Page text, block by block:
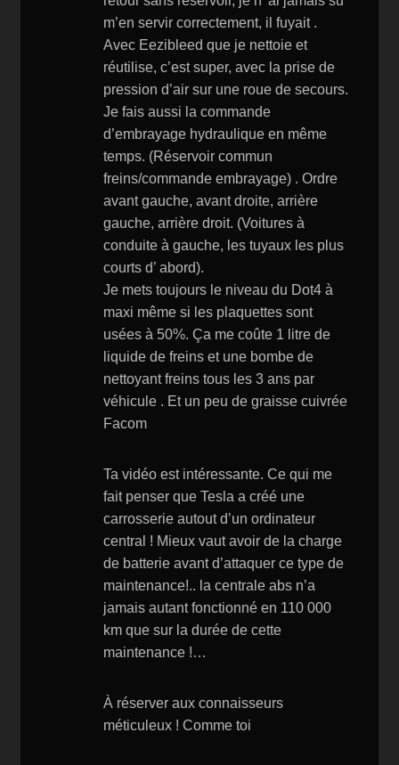
m’en servir correctement, il fuyait .
Avec Eezibleed que je nettoie et
réutilise, c’est super, avec la prise de
pression d’air sur une roue de secours.
Je fais aussi la commande
d’embrayage hydraulique en même
temps. (Réservoir commun
freins/commande embrayage) . Ordre
avant gauche, avant droite, arrière
gauche, arrière droit. (Voitures à
conduite à gauche, les tuyaux les plus
courts d’ abord).
Je mets toujours le niveau du Dot4 à
maxi même si les plaquettes sont
usées à 50%. Ça me coûte 1 litre de
liquide de freins et une bombe de
nettoyant freins tous les 3 ans par
véhicule . Et un peu de graisse cuivrée
Facom
Ta vidéo est intéressante. Ce qui me
fait penser que Tesla a créé une
carrosserie autout d’un ordinateur
central ! Mieux vaut avoir de la charge
de batterie avant d’attaquer ce type de
maintenance!.. la centrale abs n’a
jamais autant fonctionné en 110 000
km que sur la durée de cette
maintenance !…
À réserver aux connaisseurs
méticuleux ! Comme toi